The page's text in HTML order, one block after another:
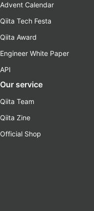
Advent Calendar
Qiita Tech Festa
Qiita Award
Engineer White Paper
API
Our service
Qiita Team
Qiita Zine
Official Shop